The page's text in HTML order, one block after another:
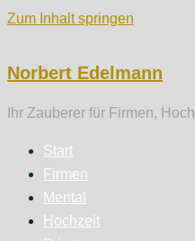
Zum Inhalt springen
Norbert Edelmann
Ihr Zauberer für Firmen,
Start
Firmen
Mental
Hochzeit